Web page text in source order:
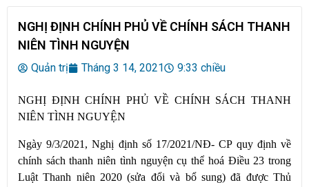
NGHỊ ĐỊNH CHÍNH PHỦ VỀ CHÍNH SÁCH THANH
NIÊN TÌNH NGUYỆN
Quản trị Tháng 3 14, 2021 9:33 chiều
NGHỊ ĐỊNH CHÍNH PHỦ VỀ CHÍNH SÁCH THANH
NIÊN TÌNH NGUYỆN
Ngày 9/3/2021, Nghị định số 17/2021/NĐ- CP quy định về
chính sách thanh niên tình nguyện cụ thể hoá Điều 23 trong
Luật Thanh niên 2020 (sửa đổi và bổ sung) đã được Thủ